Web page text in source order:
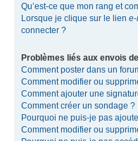
Qu’est-ce que mon rang et
Lorsque je clique sur le lien
connecter ?
Problèmes liés aux envois
Comment poster dans un
Comment modifier ou
Comment ajouter une
Comment créer un sondage ?
Pourquoi ne puis-je pas
Comment modifier ou